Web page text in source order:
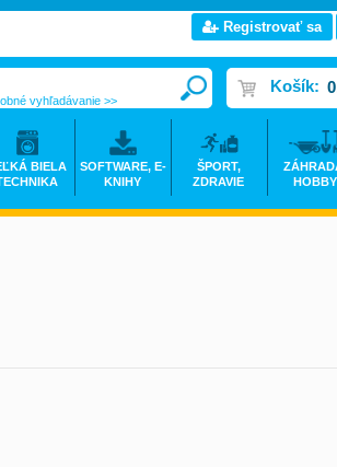
Registrovať sa
Košík:
vyhľadávanie >>
BIELA
SOFTWARE, E-
KNIHY
ŠPORT,
ZDRAVIE
HOBBY